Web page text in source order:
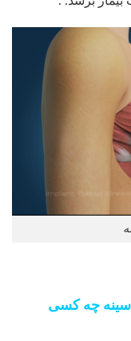
سینه چه کسی